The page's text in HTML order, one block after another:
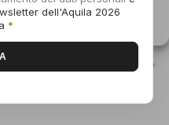
sulla Privacy
dell'Aquila 2026
*